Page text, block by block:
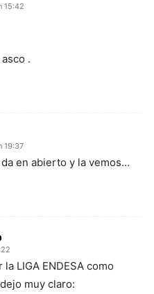
15:42
.
19:37
en abierto y la vemos…
LIGA ENDESA como
muy claro: